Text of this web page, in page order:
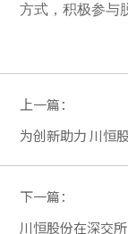
方式，积极参与
上一篇：
为创新助力 川恒
下一篇：
川恒股份在深交